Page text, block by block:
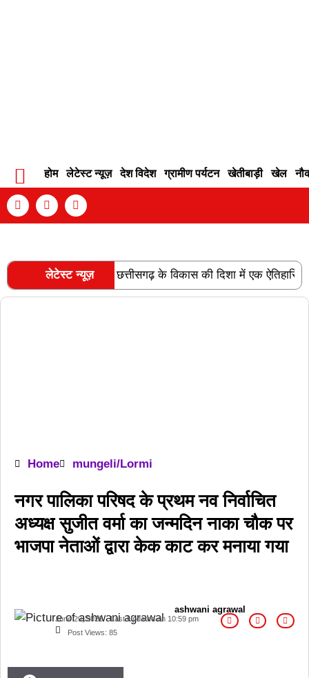
होम लेटेस्ट न्यूज़ देश विदेश ग्रामीण पर्यटन खेतीबाड़ी खेल
लेटेस्ट न्यूज़
रेल लाइन की स्वीकृति छत्तीसगढ़ के विकास की दिशा में एक ऐतिहासिक
RECENT POSTS
Home mungeli/Lormi
नगर पालिका परिषद के प्रथम नव निर्वाचित
अध्यक्ष सुजीत वर्मा का जन्मदिन नाका चौक पर
भाजपा नेताओं द्वारा केक काट कर मनाया गया
ashwani agrawal
June 20, 2026 Last Updated on 10:59 pm
Post Views: 85